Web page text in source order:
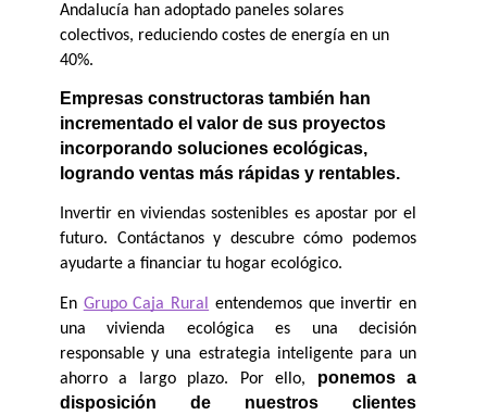
Andalucía han adoptado paneles solares
colectivos, reduciendo costes de energía en un
40%.
Empresas constructoras también han
incrementado el valor de sus proyectos
incorporando soluciones ecológicas,
logrando ventas más rápidas y rentables.
Invertir en viviendas sostenibles es apostar por el
futuro. Contáctanos y descubre cómo podemos
ayudarte a financiar tu hogar ecológico.
En Grupo Caja Rural
entendemos que invertir en
una vivienda ecológica es una decisión
responsable y una estrategia inteligente para un
ahorro a largo plazo. Por ello, ponemos a
disposición de nuestros clientes